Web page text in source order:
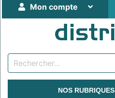
Mon compte
NOS RUBRIQUES